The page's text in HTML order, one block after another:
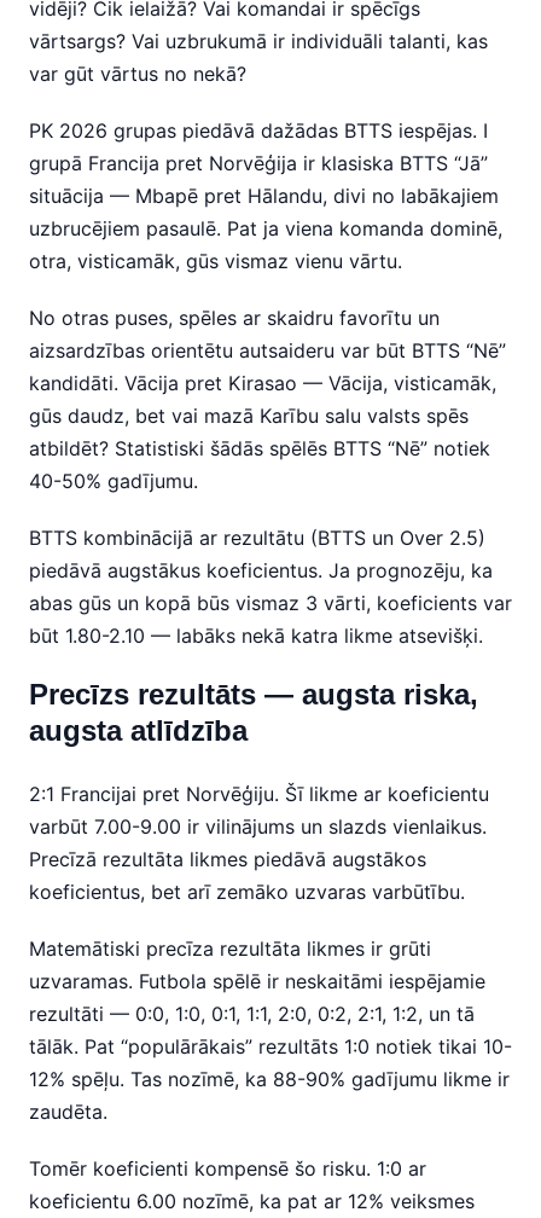
vidēji? Cik ielaižā? Vai komandai ir spēcīgs
vārtsargs? Vai uzbrukumā ir individuāli talanti, kas
var gūt vārtus no nekā?
PK 2026 grupas piedāvā dažādas BTTS iespējas. I
grupā Francija pret Norvēģija ir klasiska BTTS “Jā”
situācija — Mbapē pret Hālandu, divi no labākajiem
uzbrucējiem pasaulē. Pat ja viena komanda dominē,
otra, visticamāk, gūs vismaz vienu vārtu.
No otras puses, spēles ar skaidru favorītu un
aizsardzības orientētu autsaideru var būt BTTS “Nē”
kandidāti. Vācija pret Kirasao — Vācija, visticamāk,
gūs daudz, bet vai mazā Karību salu valsts spēs
atbildēt? Statistiski šādās spēlēs BTTS “Nē” notiek
40-50% gadījumu.
BTTS kombinācijā ar rezultātu (BTTS un Over 2.5)
piedāvā augstākus koeficientus. Ja prognozēju, ka
abas gūs un kopā būs vismaz 3 vārti, koeficients var
būt 1.80-2.10 — labāks nekā katra likme atsevišķi.
Precīzs rezultāts — augsta riska,
augsta atlīdzība
2:1 Francijai pret Norvēģiju. Šī likme ar koeficientu
varbūt 7.00-9.00 ir vilinājums un slazds vienlaikus.
Precīzā rezultāta likmes piedāvā augstākos
koeficientus, bet arī zemāko uzvaras varbūtību.
Matemātiski precīza rezultāta likmes ir grūti
uzvaramas. Futbola spēlē ir neskaitāmi iespējamie
rezultāti — 0:0, 1:0, 0:1, 1:1, 2:0, 0:2, 2:1, 1:2, un tā
tālāk. Pat “populārākais” rezultāts 1:0 notiek tikai 10-
12% spēļu. Tas nozīmē, ka 88-90% gadījumu likme ir
zaudēta.
Tomēr koeficienti kompensē šo risku. 1:0 ar
koeficientu 6.00 nozīmē, ka pat ar 12% veiksmes